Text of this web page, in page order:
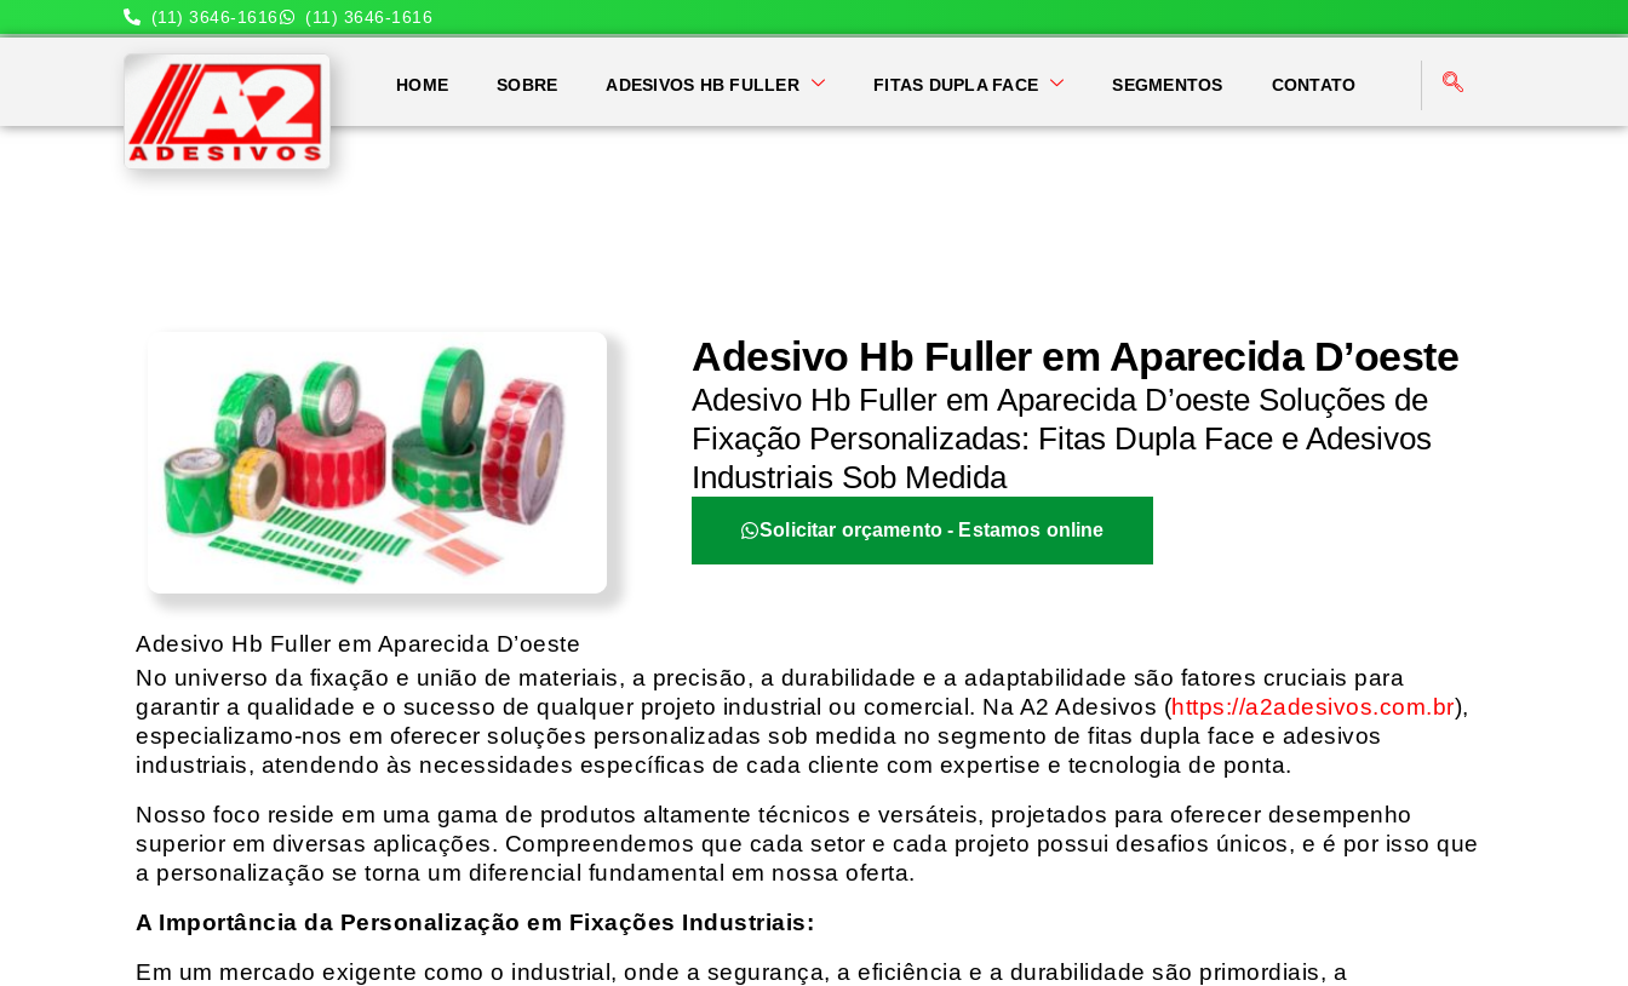
(11) 3646-1616 (11) 3646-1616
HOME SOBRE ADESIVOS HB FULLER FITAS DUPLA FACE SEGMENTOS CONTATO
Adesivo Hb Fuller em Aparecida D’oeste
Adesivo Hb Fuller em Aparecida D’oeste Soluções de
Fixação Personalizadas: Fitas Dupla Face e Adesivos
Industriais Sob Medida
Solicitar orçamento - Estamos online
Adesivo Hb Fuller em Aparecida D’oeste
No universo da fixação e união de materiais, a precisão, a durabilidade e a adaptabilidade são fatores cruciais para
garantir a qualidade e o sucesso de qualquer projeto industrial ou comercial. Na A2 Adesivos (https://a2adesivos.com.br),
especializamo-nos em oferecer soluções personalizadas sob medida no segmento de fitas dupla face e adesivos
industriais, atendendo às necessidades específicas de cada cliente com expertise e tecnologia de ponta.
Nosso foco reside em uma gama de produtos altamente técnicos e versáteis, projetados para oferecer desempenho
superior em diversas aplicações. Compreendemos que cada setor e cada projeto possui desafios únicos, e é por isso que
a personalização se torna um diferencial fundamental em nossa oferta.
A Importância da Personalização em Fixações Industriais:
Em um mercado exigente como o industrial, onde a segurança, a eficiência e a durabilidade são primordiais, a